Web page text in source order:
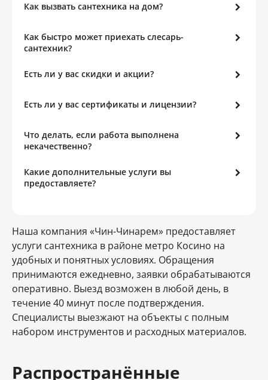
Наша компания «Чин-Чинарем» предоставляет
услуги сантехника в районе метро Косино на
удобных и понятных условиях. Обращения
принимаются ежедневно, заявки обрабатываются
оперативно. Выезд возможен в любой день, в
течение 40 минут после подтверждения.
Специалисты выезжают на объекты с полным
набором инструментов и расходных материалов.
Распространённые
Как вызвать сантехника на дом?
Как быстро может приехать слесарь-
сантехник?
Есть ли у вас скидки и акции?
Есть ли у вас сертификаты и лицензии?
Что делать, если работа выполнена
некачественно?
Какие дополнительные услуги вы
предоставляете?